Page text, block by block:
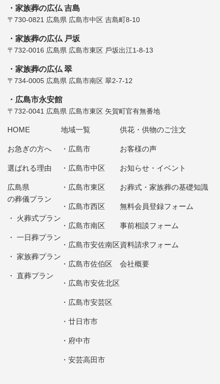
家族葬の広仏 吉島
〒730-0821 広島県 広島市中区 吉島町8-10
家族葬の広仏 戸坂
〒732-0016 広島県 広島市東区 ⼾坂出江1-8-13
家族葬の広仏 翠
〒734-0005 広島県 広島市南区 翠2-7-12
広島市永安館
〒732-0041 広島県 広島市東区 矢賀町官有無番地
HOME
お急ぎの方へ
選ばれる理由
広島県
の葬儀プラン
火葬式プラン
一日葬プラン
家族葬プラン
直葬プラン
地域一覧
広島市
広島市中区
広島市東区
広島市西区
広島市南区
広島市安佐南区
広島市佐伯区
広島市安佐北区
広島市安芸区
廿日市市
府中市
安芸高田市
供花・供物のご注文
お客様の声
お知らせ・イベント
お葬式・家族葬の基礎知識
無料会員登録フォーム
事前相談フォーム
資料請求フォーム
会社概要